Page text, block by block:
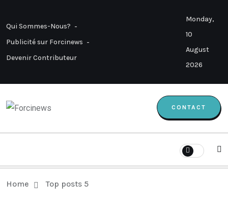
Qui Sommes-Nous?
Publicité sur Forcinews
Devenir Contributeur
Monday,
10
August
2026
CONTACT
Home Top posts 5